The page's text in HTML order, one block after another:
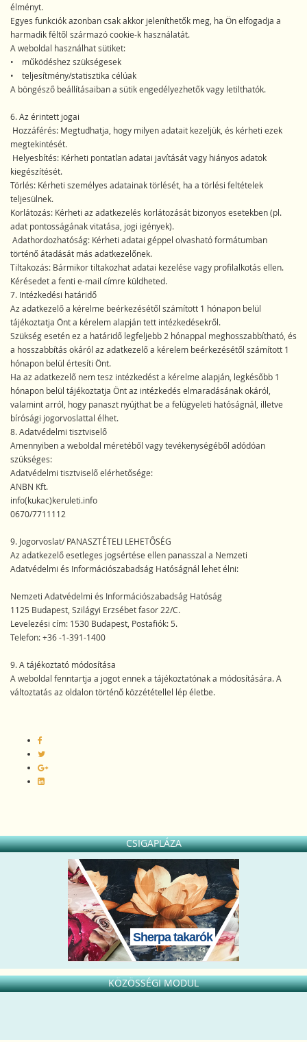
élményt.
Egyes funkciók azonban csak akkor jeleníthetők meg, ha Ön elfogadja a
harmadik féltől származó cookie-k használatát.
A weboldal használhat sütiket:
• működéshez szükségesek
• teljesítmény/statisztika célúak
A böngésző beállításaiban a sütik engedélyezhetők vagy letilthatók.
6. Az érintett jogai
Hozzáférés: Megtudhatja, hogy milyen adatait kezeljük, és kérheti ezek
megtekintését.
Helyesbítés: Kérheti pontatlan adatai javítását vagy hiányos adatok
kiegészítését.
Törlés: Kérheti személyes adatainak törlését, ha a törlési feltételek
teljesülnek.
Korlátozás: Kérheti az adatkezelés korlátozását bizonyos esetekben (pl.
adat pontosságának vitatása, jogi igények).
Adathordozhatóság: Kérheti adatai géppel olvasható formátumban
történő átadását más adatkezelőnek.
Tiltakozás: Bármikor tiltakozhat adatai kezelése vagy profilalkotás ellen.
Kérésedet a fenti e-mail címre küldheted.
7. Intézkedési határidő
Az adatkezelő a kérelme beérkezésétől számított 1 hónapon belül
tájékoztatja Önt a kérelem alapján tett intézkedésekről.
Szükség esetén ez a határidő legfeljebb 2 hónappal meghosszabbítható, és
a hosszabbítás okáról az adatkezelő a kérelem beérkezésétől számított 1
hónapon belül értesíti Önt.
Ha az adatkezelő nem tesz intézkedést a kérelme alapján, legkésőbb 1
hónapon belül tájékoztatja Önt az intézkedés elmaradásának okáról,
valamint arról, hogy panaszt nyújthat be a felügyeleti hatóságnál, illetve
bírósági jogorvoslattal élhet.
8. Adatvédelmi tisztviselő
Amennyiben a weboldal méretéből vagy tevékenységéből adódóan
szükséges:
Adatvédelmi tisztviselő elérhetősége:
ANBN Kft.
info(kukac)keruleti.info
0670/7711112
9. Jogorvoslat/ PANASZTÉTELI LEHETŐSÉG
Az adatkezelő esetleges jogsértése ellen panasszal a Nemzeti
Adatvédelmi és Információszabadság Hatóságnál lehet élni:
Nemzeti Adatvédelmi és Információszabadság Hatóság
1125 Budapest, Szilágyi Erzsébet fasor 22/C.
Levelezési cím: 1530 Budapest, Postafiók: 5.
Telefon: +36 -1-391-1400
9. A tájékoztató módosítása
A weboldal fenntartja a jogot ennek a tájékoztatónak a módosítására. A
változtatás az oldalon történő közzététellel lép életbe.
CSIGAPLÁZA
Sherpa takarók
KÖZÖSSÉGI MODUL